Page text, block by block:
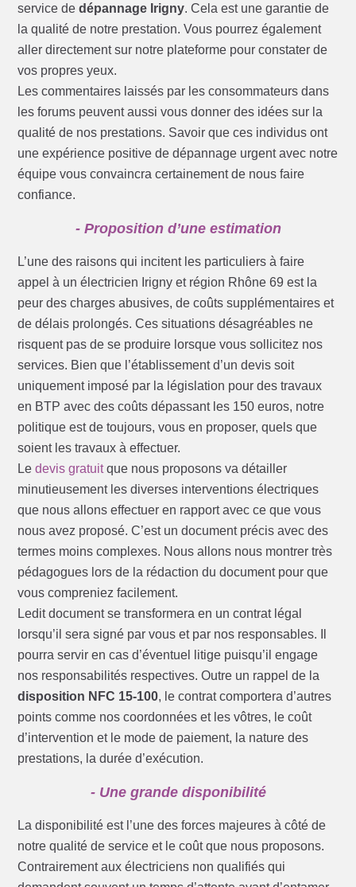
service dedépannage Irigny. Cela est une garantie de
la qualité de notre prestation. Vous pourrez également
aller directement sur notre plateforme pour constater de
vos propres yeux.
Les commentaires laissés par les consommateurs dans
les forums peuvent aussi vous donner des idées sur la
qualité de nos prestations. Savoir que ces individus ont
une expérience positive de dépannage urgent avec notre
équipe vous convaincra certainement de nous faire
confiance.
- Proposition d’une estimation
L’une des raisons qui incitent les particuliers à faire
appel à un électricien Irigny et région Rhône 69 est la
peur des charges abusives, de coûts supplémentaires et
de délais prolongés. Ces situations désagréables ne
risquent pas de se produire lorsque vous sollicitez nos
services. Bien que l’établissement d’un devis soit
uniquement imposé par la législation pour des travaux
en BTP avec des coûts dépassant les 150 euros, notre
politique est de toujours, vous en proposer, quels que
soient les travaux à effectuer.
Ledevis gratuitque nous proposons va détailler
minutieusement les diverses interventions électriques
que nous allons effectuer en rapport avec ce que vous
nous avez proposé. C’est un document précis avec des
termes moins complexes. Nous allons nous montrer très
pédagogues lors de la rédaction du document pour que
vous compreniez facilement.
Ledit document se transformera en un contrat légal
lorsqu’il sera signé par vous et par nos responsables. Il
pourra servir en cas d’éventuel litige puisqu’il engage
nos responsabilités respectives. Outre un rappel de la
disposition NFC 15-100, le contrat comportera d’autres
points comme nos coordonnées et les vôtres, le coût
d’intervention et le mode de paiement, la nature des
prestations, la durée d’exécution.
- Une grande disponibilité
La disponibilité est l’une des forces majeures à côté de
notre qualité de service et le coût que nous proposons.
Contrairement aux électriciens non qualifiés qui